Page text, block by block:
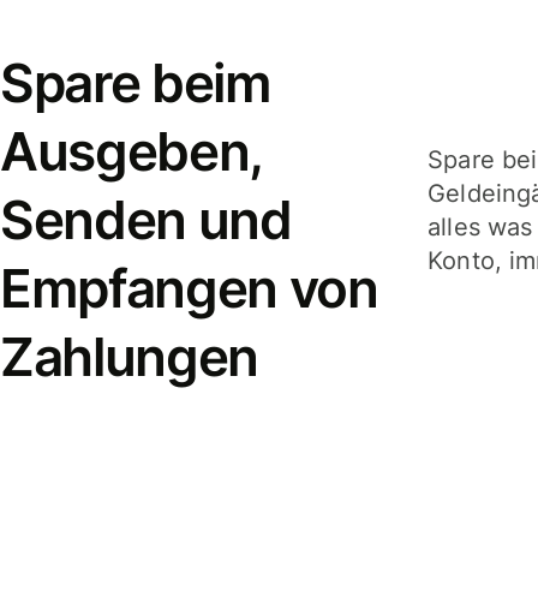
Spare beim
Ausgeben,
Senden und
Empfangen von
Zahlungen
Spare
alles
Konto,